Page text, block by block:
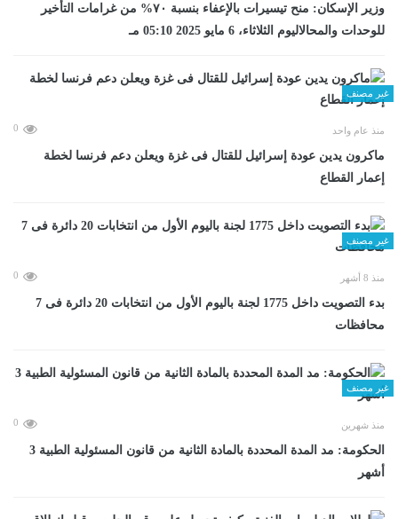
وزير الإسكان: منح تيسيرات بالإعفاء بنسبة ٧٠% من غرامات التأخير
للوحدات والمحالاليوم الثلاثاء، 6 مايو 2025 05:10 مـ
غير مصنف
منذ عام واحد 0
ماكرون يدين عودة إسرائيل للقتال فى غزة ويعلن دعم فرنسا لخطة
إعمار القطاع
غير مصنف
منذ 8 أشهر 0
بدء التصويت داخل 1775 لجنة باليوم الأول من انتخابات 20 دائرة فى 7
محافظات
غير مصنف
منذ شهرين 0
الحكومة: مد المدة المحددة بالمادة الثانية من قانون المسئولية الطبية 3
أشهر